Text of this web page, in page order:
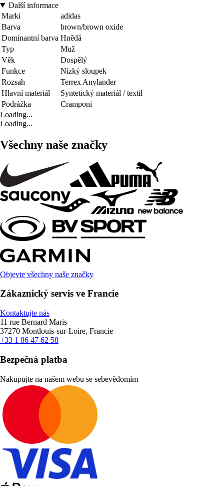
Další informace
Marki
adidas
Barva
brown/brown oxide
Dominantní barva Hnědá
Typ
Muž
Věk
Dospělý
Funkce
Nízký sloupek
Rozsah
Terrex Anylander
Hlavní materiál
Syntetický materiál / textil
Podrážka
Cramponi
Loading...
Loading...
Všechny naše značky
Objevte všechny naše značky
Zákaznický servis ve Francie
Kontaktujte nás
11 rue Bernard Maris
37270 Montlouis-sur-Loire, Francie
+33 1 86 47 62 58
Bezpečná platba
Nakupujte na našem webu se sebevědomím